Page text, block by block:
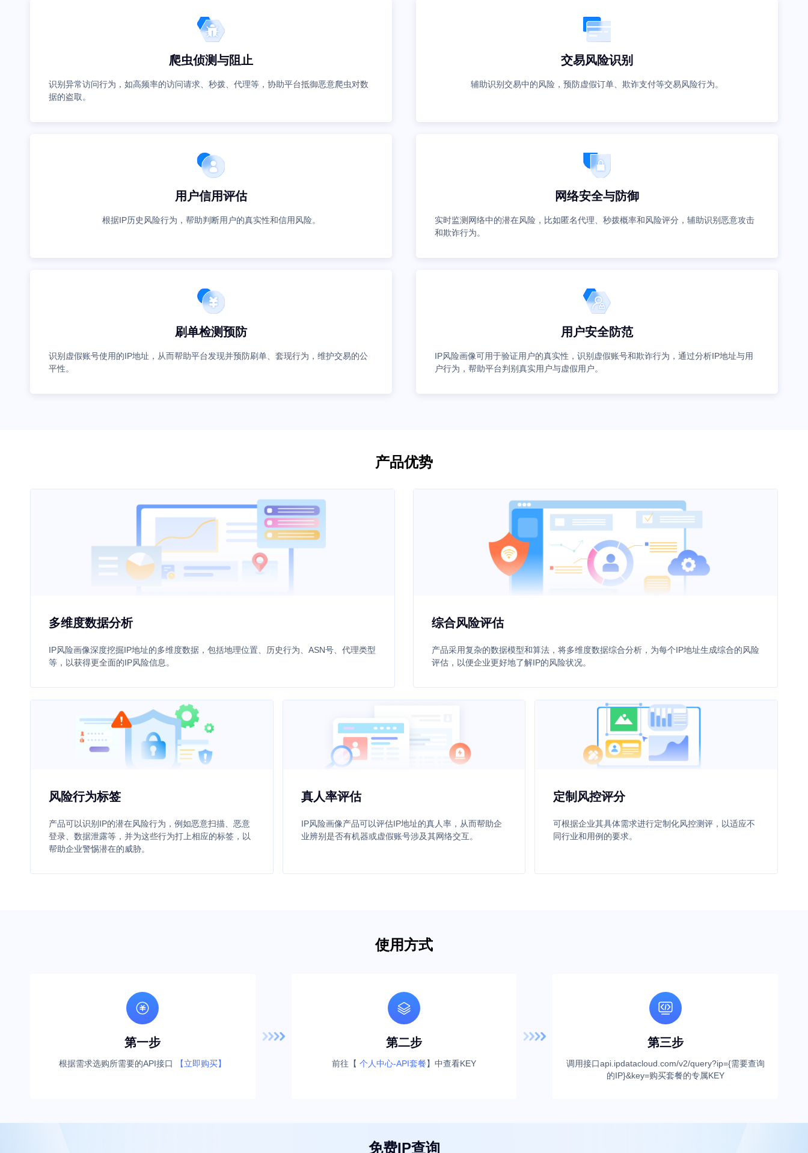
爬虫侦测与阻止
识别异常访问行为，如高频率的访问请求、秒拨、代理等，协助平台抵御恶意爬虫对数
据的盗取。
交易风险识别
辅助识别交易中的风险，预防虚假订单、欺诈支付等交易风险行为。
用户信用评估
根据IP历史风险行为，帮助判断用户的真实性和信用风险。
网络安全与防御
实时监测网络中的潜在风险，比如匿名代理、秒拨概率和风险评分，辅助识别恶意攻击
和欺诈行为。
刷单检测预防
识别虚假账号使用的IP地址，从而帮助平台发现并预防刷单、套现行为，维护交易的公
平性。
用户安全防范
IP风险画像可用于验证用户的真实性，识别虚假账号和欺诈行为，通过分析IP地址与用
户行为，帮助平台判别真实用户与虚假用户。
产品优势
多维度数据分析
IP风险画像深度挖掘IP地址的多维度数据，包括地理位置、历史行为、ASN号、代理类型
等，以获得更全面的IP风险信息。
综合风险评估
产品采用复杂的数据模型和算法，将多维度数据综合分析，为每个IP地址生成综合的风险
评估，以便企业更好地了解IP的风险状况。
风险行为标签
产品可以识别IP的潜在风险行为，例如恶意扫描、恶意
登录、数据泄露等，并为这些行为打上相应的标签，以
帮助企业警惕潜在的威胁。
真人率评估
IP风险画像产品可以评估IP地址的真人率，从而帮助企
业辨别是否有机器或虚假账号涉及其网络交互。
定制风控评分
可根据企业其具体需求进行定制化风控测评，以适应不
同行业和用例的要求。
使用方式

第一步
根据需求选购所需要的API接口 【立即购买】

第二步
前往【 个人中心-API套餐】中查看KEY

第三步
调用接口api.ipdatacloud.com/v2/query?ip={需要查询
的IP}&key=购买套餐的专属KEY
免费IP查询